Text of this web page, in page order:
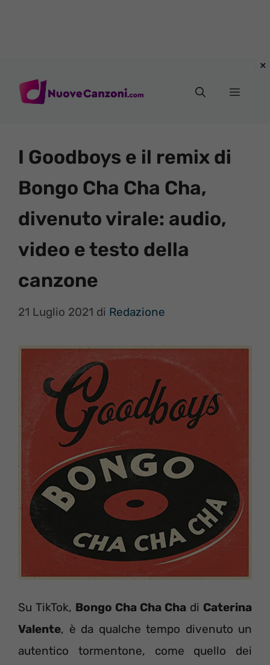
Menu
I Goodboys e il remix di
Bongo Cha Cha Cha,
divenuto virale: audio,
video e testo della
canzone
21 Luglio 2021 di Redazione
Su TikTok, Bongo Cha Cha Cha di Caterina
Valente, è da qualche tempo divenuto un
autentico tormentone, come quello dei